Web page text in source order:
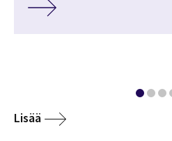
Lisää